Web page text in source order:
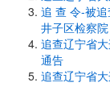
追 查 令-被
井子区检察院
追查辽宁省
通告
追查辽宁省